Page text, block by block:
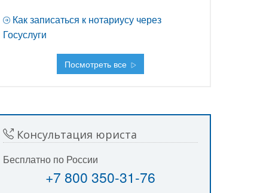
Как записаться к нотариусу через
Госуслуги
Посмотреть все
Консультация юриста
Бесплатно по России
+7 800 350-31-76